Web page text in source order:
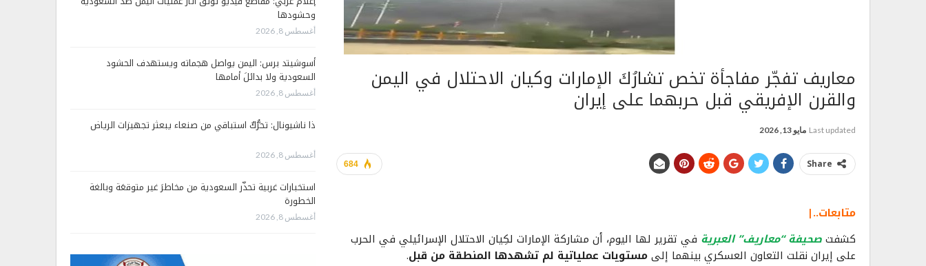
معاريف تفجّر مفاجأة تخص تشارُكَ الإمارات وكيان الاحتلال في اليمن
والقرن الإفريقي قبل حربهما على إيران
Last updated مايو 13, 2026
684 Share
متابعات..|
كشفتصحيفة “معاريف” العبرية في تقرير لها اليوم، أن مشاركة الإمارات لكِيان الاحتلال الإسرائيلي في الحرب
على إيران نقلت التعاون العسكري بينهما إلىمستويات عملياتية لم تشهدها المنطقة من قبل.
وحشودها
أغسطس 8, 2026
أسوشيتد برس: اليمن يواصل هجماته ويستهدف الحشود
السعودية ولا بدائلَ أمامها
أغسطس 8, 2026
ذا ناشيونال: تحرُّكٌ استباقي من صنعاء يبعثر تجهيزات الرياض
أغسطس 8, 2026
استخبارات غربية تحذّر السعودية من مخاطرَ غير متوقعَة وبالغة
الخطورة
أغسطس 8, 2026